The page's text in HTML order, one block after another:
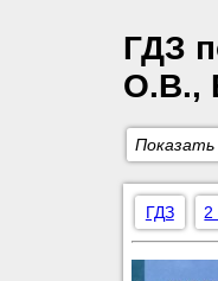
ГДЗ
О.В.,
ГДЗ 2